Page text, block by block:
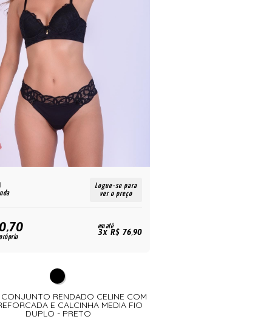
Logue-se para
ver o preço
em até
3x R$ 76,90
RENDADO CELINE COM
E CALCINHA MEDIA FIO
DUPLO - PRETO